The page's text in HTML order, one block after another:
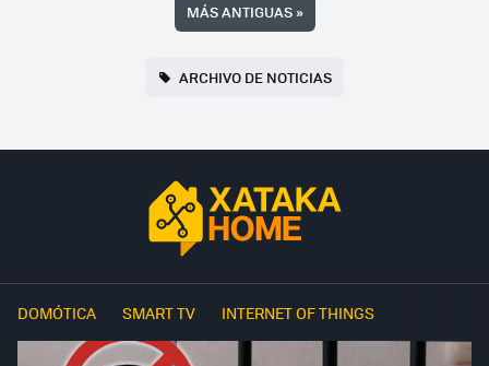
MÁS ANTIGUAS»
ARCHIVO DE NOTICIAS
DOMÓTICA SMART TV INTERNET OF THINGS